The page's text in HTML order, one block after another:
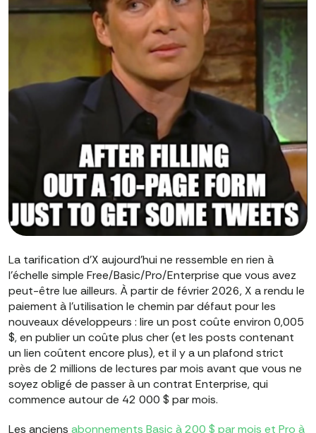
La tarification d'X aujourd'hui ne ressemble en rien à
l'échelle simple Free/Basic/Pro/Enterprise que vous avez
peut-être lue ailleurs. À partir de février 2026, X a rendu le
paiement à l'utilisation le chemin par défaut pour les
nouveaux développeurs : lire un post coûte environ 0,005
$, en publier un coûte plus cher (et les posts contenant
un lien coûtent encore plus), et il y a un plafond strict
près de 2 millions de lectures par mois avant que vous ne
soyez obligé de passer à un contrat Enterprise, qui
commence autour de 42 000 $ par mois.
Les anciens abonnements Basic à 200 $ par mois et Pro à